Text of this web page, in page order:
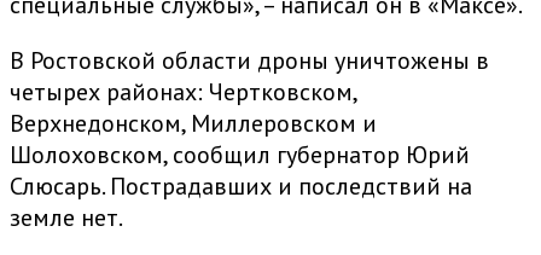
В Ростовской области дроны уничтожены в
четырех районах: Чертковском,
Верхнедонском, Миллеровском и
Шолоховском, сообщил губернатор Юрий
Слюсарь. Пострадавших и последствий на
земле нет.